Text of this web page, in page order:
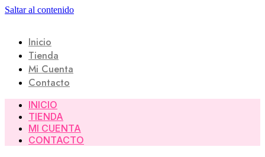
Saltar al contenido
Inicio
Tienda
Mi Cuenta
Contacto
INICIO
TIENDA
MI CUENTA
CONTACTO